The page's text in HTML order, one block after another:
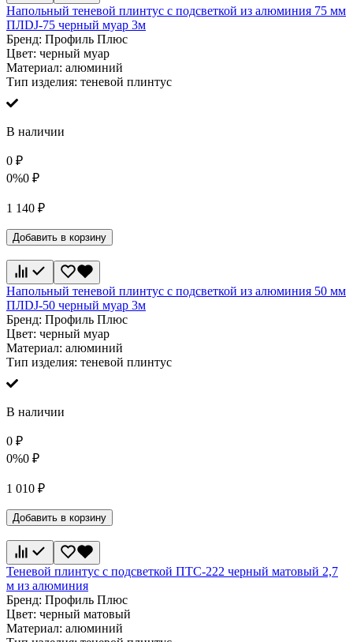
Напольный теневой плинтус с подсветкой из алюминия 75 мм
ПЛDJ-75 черный муар 3м
Бренд: Профиль Плюс
Цвет: черный муар
Материал: алюминий
Тип изделия: теневой плинтус
В наличии
0 ₽
0%0 ₽
1 140 ₽
Добавить в корзину
Напольный теневой плинтус с подсветкой из алюминия 50 мм
ПЛDJ-50 черный муар 3м
Бренд: Профиль Плюс
Цвет: черный муар
Материал: алюминий
Тип изделия: теневой плинтус
В наличии
0 ₽
0%0 ₽
1 010 ₽
Добавить в корзину
Теневой плинтус с подсветкой ПТС-222 черный матовый 2,7
м из алюминия
Бренд: Профиль Плюс
Цвет: черный матовый
Материал: алюминий